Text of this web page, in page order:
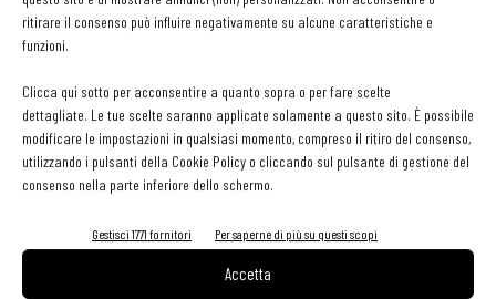
ritirare il consenso può influire negativamente su alcune caratteristiche e
funzioni.
Clicca qui sotto per acconsentire a quanto sopra o per fare scelte
dettagliate. Le tue scelte saranno applicate solamente a questo sito. È possibile
modificare le impostazioni in qualsiasi momento, compreso il ritiro del consenso,
utilizzando i pulsanti della Cookie Policy o cliccando sul pulsante di gestione del
consenso nella parte inferiore dello schermo.
Gestisci 1771 fornitori Per saperne di più su questi scopi
Accetta
Nobiltà, omaggio al film con Totò, tratto dall’opera teatrale di
muss’, il muso per l’appunto, che qui assume forma di terrina, viene
abbinata una panna acida e del caviale, accompagnata poi da
ravanelli all’agro e da un infuso di mela annurca. Il Ramen fuori
dalla Norma, invece, è pura essenza siciliana in chiave asiatica,
mandorla, basilico, semi di basilico e cipollotto, e parla sempre un
Cina è vicina: maialino, patate e salsa